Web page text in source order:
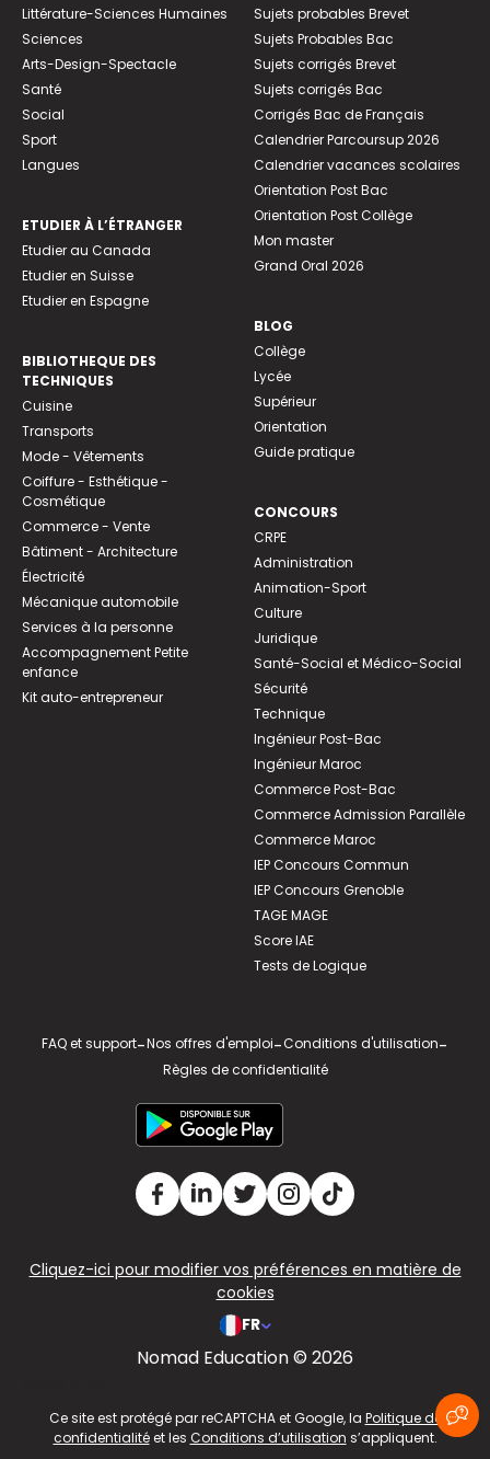
Littérature-Sciences Humaines
Sciences
Arts-Design-Spectacle
Santé
Social
Sport
Langues
ETUDIER À L’ÉTRANGER
Etudier au Canada
Etudier en Suisse
Etudier en Espagne
BIBLIOTHEQUE DES
TECHNIQUES
Cuisine
Transports
Mode - Vêtements
Coiffure - Esthétique -
Cosmétique
Commerce - Vente
Bâtiment - Architecture
Électricité
Mécanique automobile
Services à la personne
Accompagnement Petite
enfance
Kit auto-entrepreneur
Sujets probables Brevet
Sujets Probables Bac
Sujets corrigés Brevet
Sujets corrigés Bac
Corrigés Bac de Français
Calendrier Parcoursup 2026
Calendrier vacances scolaires
Orientation Post Bac
Orientation Post Collège
Mon master
Grand Oral 2026
BLOG
Collège
Lycée
Supérieur
Orientation
Guide pratique
CONCOURS
CRPE
Administration
Animation-Sport
Culture
Juridique
Santé-Social et Médico-Social
Sécurité
Technique
Ingénieur Post-Bac
Ingénieur Maroc
Commerce Post-Bac
Commerce Admission Parallèle
Commerce Maroc
IEP Concours Commun
IEP Concours Grenoble
TAGE MAGE
Score IAE
Tests de Logique
FAQ et support-Nos offres d'emploi-Conditions d'utilisation-
Règles de confidentialité
Cliquez-ici pour modifier vos préférences en matière de
cookies
FR
Nomad Education © 2026
Ce site est protégé par reCAPTCHA et Google, la Politique de
confidentialitéet les Conditions d’utilisation s’appliquent.